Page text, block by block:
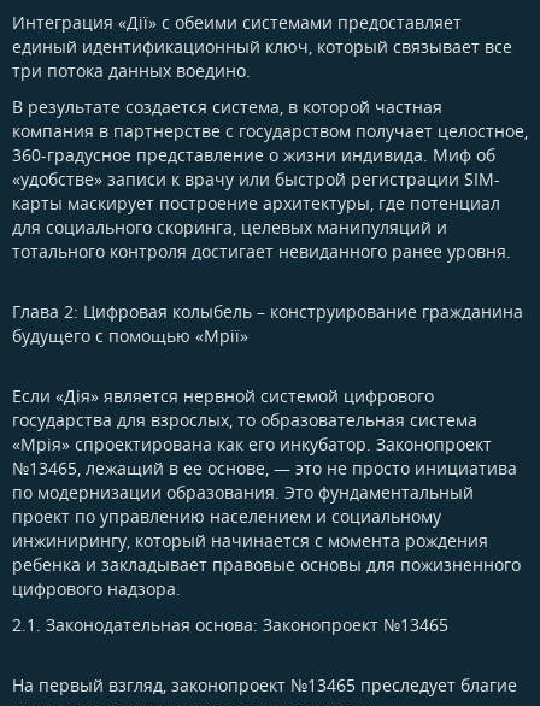
Интеграция «Дії» с обеими системами предоставляет
единый идентификационный ключ, который связывает все
три потока данных воедино.
В результате создается система, в которой частная
компания в партнерстве с государством получает целостное,
360-градусное представление о жизни индивида. Миф об
«удобстве» записи к врачу или быстрой регистрации SIM-
карты маскирует построение архитектуры, где потенциал
для социального скоринга, целевых манипуляций и
тотального контроля достигает невиданного ранее уровня.
Глава 2: Цифровая колыбель – конструирование гражданина
будущего с помощью «Мрії»​
Если «Дія» является нервной системой цифрового
государства для взрослых, то образовательная система
«Мрія» спроектирована как его инкубатор. Законопроект
№13465, лежащий в ее основе, — это не просто инициатива
по модернизации образования. Это фундаментальный
проект по управлению населением и социальному
инжинирингу, который начинается с момента рождения
ребенка и закладывает правовые основы для пожизненного
цифрового надзора.
2.1. Законодательная основа: Законопроект №13465​
На первый взгляд, законопроект №13465 преследует благие